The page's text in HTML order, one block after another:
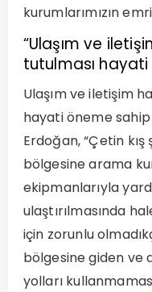
kurumlarımızın
“Ulaşım ve
tutulması
Ulaşım ve iletişim
hayati öneme
Erdoğan, “Çetin
bölgesine arama
ekipmanlarıyla
ulaştırılmasında
için zorunlu
bölgesine giden ve
yolları